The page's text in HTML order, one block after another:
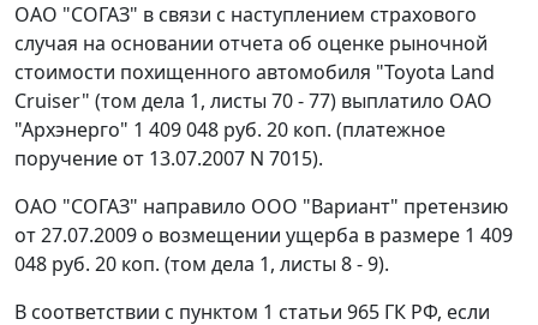
ОАО "СОГАЗ" в связи с наступлением страхового
случая на основании отчета об оценке рыночной
стоимости похищенного автомобиля "Toyota Land
Cruiser" (том дела 1, листы 70 - 77) выплатило ОАО
"Архэнерго" 1 409 048 руб. 20 коп. (платежное
поручение от 13.07.2007 N 7015).
ОАО "СОГАЗ" направило ООО "Вариант" претензию
от 27.07.2009 о возмещении ущерба в размере 1 409
048 руб. 20 коп. (том дела 1, листы 8 - 9).
В соответствии с пунктом 1 статьи 965 ГК РФ, если